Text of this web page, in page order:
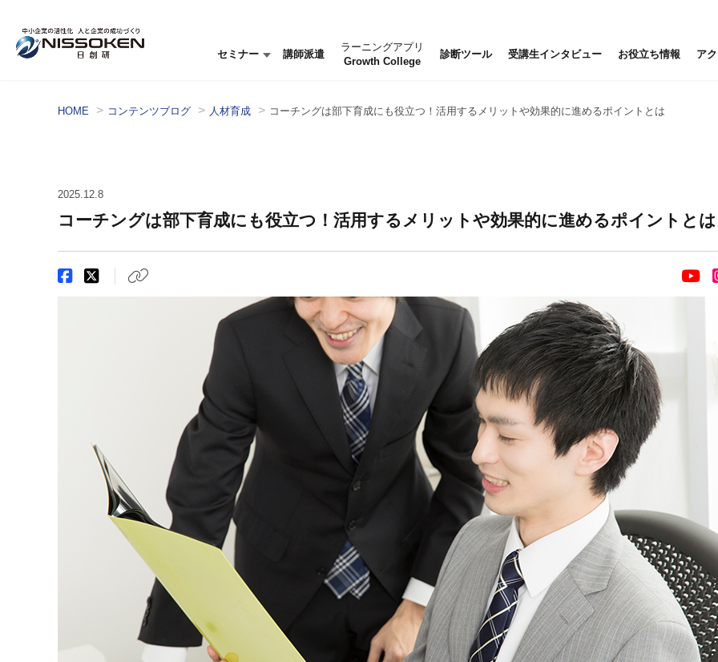
セミナー 講師派遣
ラーニングアプリ
Growth College
診断ツール 受講生インタビュー お役立ち情報 ア
HOME コンテンツブログ 人材育成 コーチングは部下育成にも役立つ！活用するメリットや効果的に進めるポイントとは
2025.12.8
コーチングは部下育成にも役立つ！活用するメリットや効果的に進めるポイントとは